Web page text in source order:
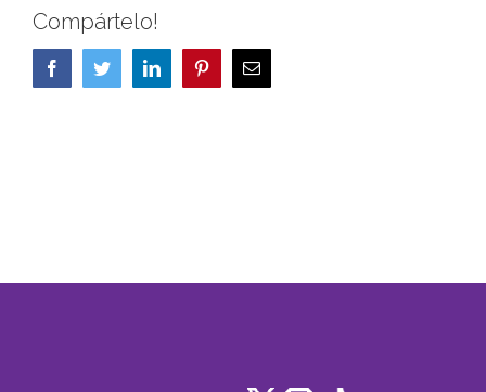
Compártelo!
FacebookTwitterLinkedIn PinterestCorreo
electrónico